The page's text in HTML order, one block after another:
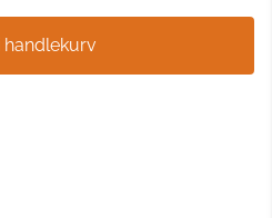
handlekurv